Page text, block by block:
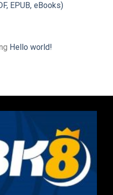
EPUB, eBooks)
Hello world!